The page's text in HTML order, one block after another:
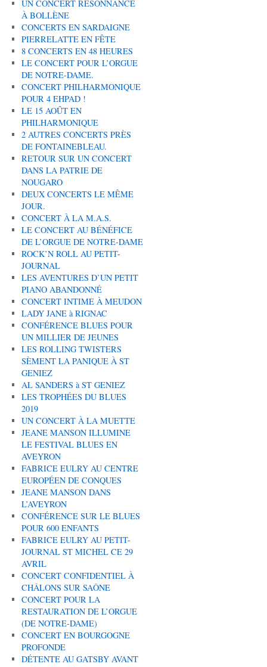
UN CONCERT RÉSONNANCE
À BOLLÈNE
CONCERTS EN SARDAIGNE
PIERRELATTE EN FÊTE
8 CONCERTS EN 48 HEURES
LE CONCERT POUR L’ORGUE
DE NOTRE-DAME.
CONCERT PHILHARMONIQUE
POUR 4 EHPAD !
LE 15 AOÛT EN
PHILHARMONIQUE
2 AUTRES CONCERTS PRÈS
DE FONTAINEBLEAU.
RETOUR SUR UN CONCERT
DANS LA PATRIE DE
NOUGARO
DEUX CONCERTS LE MÊME
JOUR.
CONCERT À LA M.A.S.
LE CONCERT AU BÉNÉFICE
DE L’ORGUE DE NOTRE-DAME
ROCK’N ROLL AU PETIT-
JOURNAL
LES AVENTURES D’UN PETIT
PIANO ABANDONNÉ
CONCERT INTIME À MEUDON
LADY JANE à RIGNAC
CONFÉRENCE BLUES POUR
UN MILLIER DE JEUNES
LES ROLLING TWISTERS
SÈMENT LA PANIQUE À ST
GENIEZ
AL SANDERS à ST GENIEZ
LES TROPHÉES DU BLUES
2019
UN CONCERT À LA MUETTE
JEANE MANSON ILLUMINE
LE FESTIVAL BLUES EN
AVEYRON
FABRICE EULRY AU CENTRE
EUROPÉEN DE CONQUES
JEANE MANSON DANS
L’AVEYRON
CONFÉRENCE SUR LE BLUES
POUR 600 ENFANTS
FABRICE EULRY AU PETIT-
JOURNAL ST MICHEL CE 29
AVRIL
CONCERT CONFIDENTIEL À
CHÂLONS SUR SAÔNE
CONCERT POUR LA
RESTAURATION DE L’ORGUE
(DE NOTRE-DAME)
CONCERT EN BOURGOGNE
PROFONDE
DÉTENTE AU GATSBY AVANT